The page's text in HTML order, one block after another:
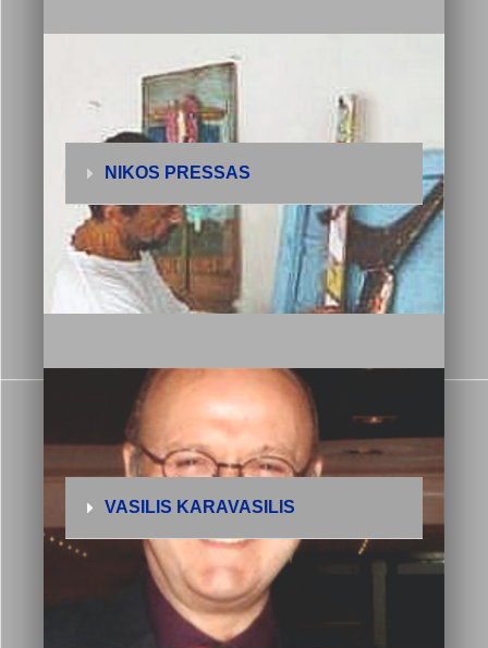
NIKOS PRESSAS
VASILIS KARAVASILIS